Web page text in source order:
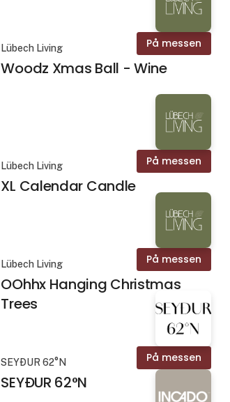
På messen
Lübech Living
Woodz Xmas Ball - Wine
På messen
Lübech Living
XL Calendar Candle
På messen
Lübech Living
OOhhx Hanging Christmas
Trees
På messen
SEYÐUR 62°N
SEYÐUR 62°N